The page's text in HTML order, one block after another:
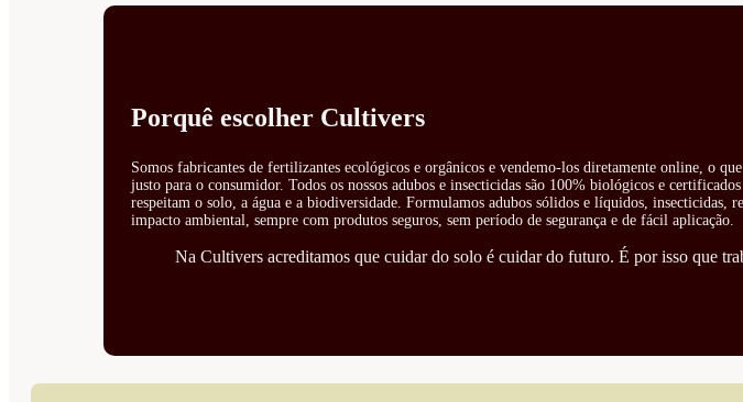
Porquê escolher Cultivers
Somos fabricantes de fertilizantes ecológicos e orgânicos e vendemo-los diretamente online, o
justo para o consumidor. Todos os nossos adubos e insecticidas são 100% biológicos e
respeitam o solo, a água e a biodiversidade. Formulamos adubos sólidos e líquidos, insecticidas,
impacto ambiental, sempre com produtos seguros, sem período de segurança e de fácil aplicação.
Na Cultivers acreditamos que cuidar do solo é cuidar do futuro. É por isso que